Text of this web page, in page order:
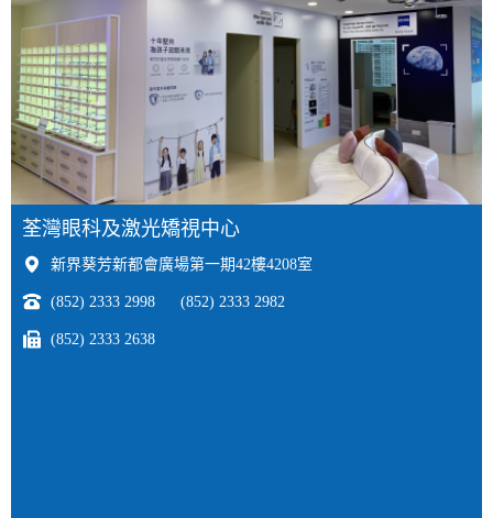
荃灣眼科及激光矯視中心
新界葵芳新都會廣場第一期42樓4208室
(852) 2333 2998 (852) 2333 2982
(852) 2333 2638